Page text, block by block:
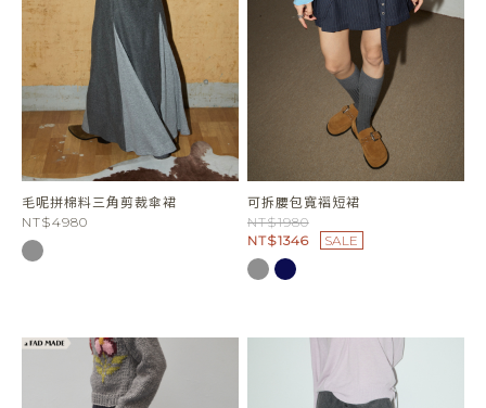
毛呢拼棉料三角剪裁傘裙
NT$4980
可拆腰包寬褶短裙
NT$1980
NT$1346
SALE